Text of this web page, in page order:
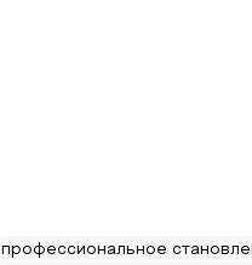
профессиональное